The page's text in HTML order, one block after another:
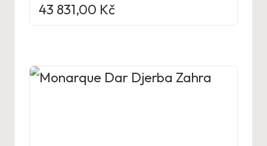
43 831,00 Kč